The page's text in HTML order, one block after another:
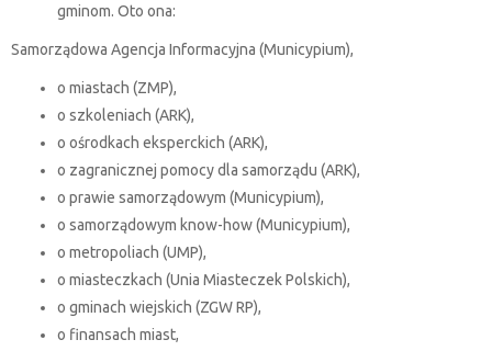
gminom. Oto ona:
Samorządowa Agencja Informacyjna (Municypium),
o miastach (ZMP),
o szkoleniach (ARK),
o ośrodkach eksperckich (ARK),
o zagranicznej pomocy dla samorządu (ARK),
o prawie samorządowym (Municypium),
o samorządowym know-how (Municypium),
o metropoliach (UMP),
o miasteczkach (Unia Miasteczek Polskich),
o gminach wiejskich (ZGW RP),
o finansach miast,